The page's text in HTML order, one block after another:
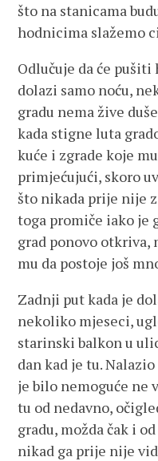
što na stanicama
hodnicima slažemo
Odlučuje da će pušiti
dolazi samo noću,
gradu nema žive
kada stigne luta
kuće i zgrade koje
primjećujući, skoro
što nikada prije nije
toga promiče iako je
grad ponovo otkriva,
mu da postoje još
Zadnji put kada je
nekoliko mjeseci,
starinski balkon u
dan kad je tu.
je bilo nemoguće ne
tu od nedavno,
gradu, možda čak i
nikad ga prije nije